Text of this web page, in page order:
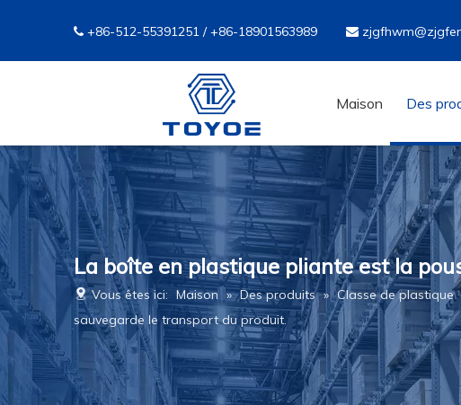
 +86-512-55391251 / +86-18901563989 
Maison Des
La boîte en plastique pliante est la
Vous êtes ici: Maison » Des produits » Classe de plastique
sauvegarde le transport du produit.